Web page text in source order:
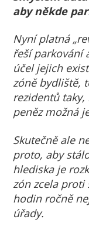
aby někde
Nyní platná
řeší parkování
účel jejich
zóně bydliště,
rezidentů
peněz možná
Skutečně ale
proto, aby
hlediska je
zón zcela proti
hodin ročně
úřady.